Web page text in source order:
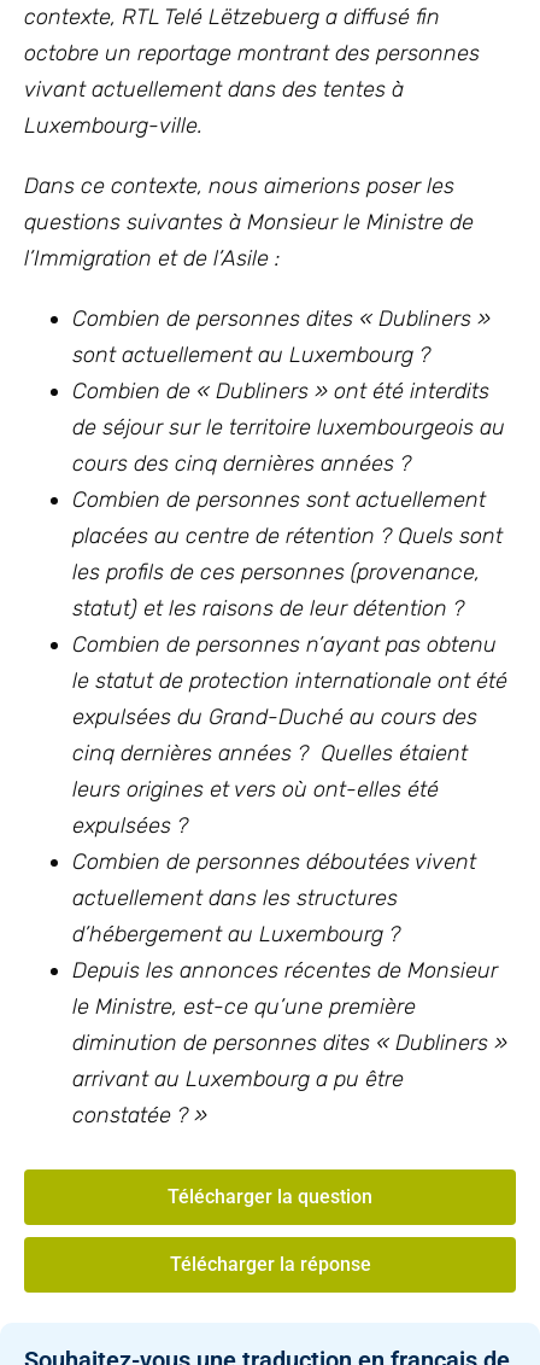
contexte, RTL Telé Lëtzebuerg a diffusé fin
octobre un reportage montrant des personnes
vivant actuellement dans des tentes à
Luxembourg-ville.
Dans ce contexte, nous aimerions poser les
questions suivantes à Monsieur le Ministre de
l’Immigration et de l’Asile :
Combien de personnes dites « Dubliners »
sont actuellement au Luxembourg ?
Combien de « Dubliners » ont été interdits
de séjour sur le territoire luxembourgeois au
cours des cinq dernières années ?
Combien de personnes sont actuellement
placées au centre de rétention ? Quels sont
les profils de ces personnes (provenance,
statut) et les raisons de leur détention ?
Combien de personnes n’ayant pas obtenu
le statut de protection internationale ont été
expulsées du Grand-Duché au cours des
cinq dernières années ? Quelles étaient
leurs origines et vers où ont-elles été
expulsées ?
Combien de personnes déboutées vivent
actuellement dans les structures
d’hébergement au Luxembourg ?
Depuis les annonces récentes de Monsieur
le Ministre, est-ce qu’une première
diminution de personnes dites « Dubliners »
arrivant au Luxembourg a pu être
constatée ? »
Télécharger la question
Télécharger la réponse